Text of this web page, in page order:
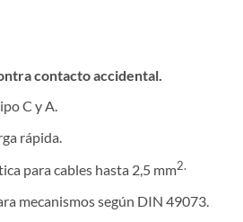
contacto accidental.
C y A.
rápida.
para cables hasta 2,5 mm2.
mecanismos según DIN 49073.